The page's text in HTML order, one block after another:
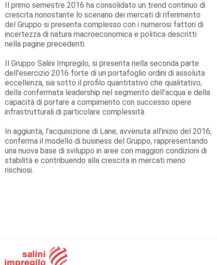
Il primo semestre 2016 ha consolidato un trend continuo di
crescita nonostante lo scenario dei mercati di riferimento
del Gruppo si presenta complesso con i numerosi fattori di
incertezza di natura macroeconomica e politica descritti
nella pagine precedenti.
Il Gruppo Salini Impregilo, si presenta nella seconda parte
dell’esercizio 2016 forte di un portafoglio ordini di assoluta
eccellenza, sia sotto il profilo quantitativo che qualitativo,
della confermata leadership nel segmento dell’acqua e della
capacità di portare a compimento con successo opere
infrastrutturali di particolare complessità.
In aggiunta, l’acquisizione di Lane, avvenuta all’inizio del 2016,
conferma il modello di business del Gruppo, rappresentando
una nuova base di sviluppo in aree con maggiori condizioni di
stabilità e contribuendo alla crescita in mercati meno
rischiosi.